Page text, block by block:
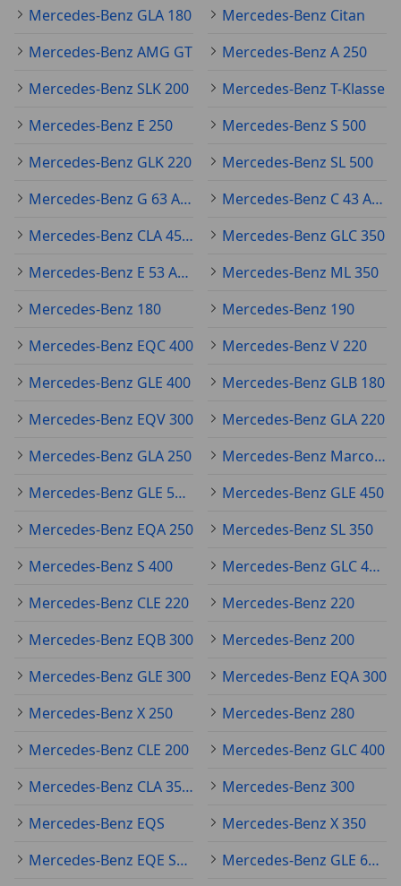
Mercedes-Benz GLA 180
Mercedes-Benz Citan
Mercedes-Benz AMG GT
Mercedes-Benz A 250
Mercedes-Benz SLK 200
Mercedes-Benz T-Klasse
Mercedes-Benz E 250
Mercedes-Benz S 500
Mercedes-Benz GLK 220
Mercedes-Benz SL 500
Mercedes-Benz G 63 AMG
Mercedes-Benz C 43 AMG
Mercedes-Benz CLA 45 AMG
Mercedes-Benz GLC 350
Mercedes-Benz E 53 AMG
Mercedes-Benz ML 350
Mercedes-Benz 180
Mercedes-Benz 190
Mercedes-Benz EQC 400
Mercedes-Benz V 220
Mercedes-Benz GLE 400
Mercedes-Benz GLB 180
Mercedes-Benz EQV 300
Mercedes-Benz GLA 220
Mercedes-Benz GLA 250
Mercedes-Benz Marco Polo
Mercedes-Benz GLE 53 AMG
Mercedes-Benz GLE 450
Mercedes-Benz EQA 250
Mercedes-Benz SL 350
Mercedes-Benz S 400
Mercedes-Benz GLC 43 AMG
Mercedes-Benz CLE 220
Mercedes-Benz 220
Mercedes-Benz EQB 300
Mercedes-Benz 200
Mercedes-Benz GLE 300
Mercedes-Benz EQA 300
Mercedes-Benz X 250
Mercedes-Benz 280
Mercedes-Benz CLE 200
Mercedes-Benz GLC 400
Mercedes-Benz CLA 35 AMG
Mercedes-Benz 300
Mercedes-Benz EQS
Mercedes-Benz X 350
Mercedes-Benz EQE SUV
Mercedes-Benz GLE 63 AMG